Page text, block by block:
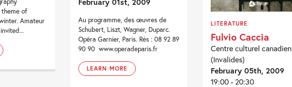
of
Amateur
Au programme, des œuvres de
Schubert, Liszt, Wagner, Duparc.
Opéra Garnier, Paris. Rés : 08 92 89
90 90 www.operadeparis.fr
LEARN MORE
LITERATURE
Fulvio Caccia
Centre culturel canadien
(Invalides)
February 05th, 2009
19:00 - 20:30